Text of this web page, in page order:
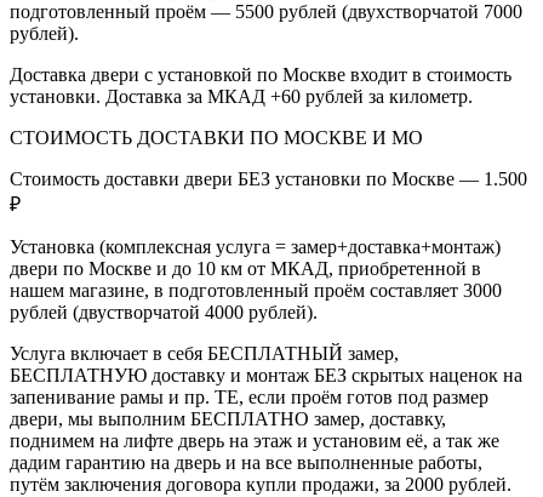
подготовленный проём — 5500 рублей (двухстворчатой 7000
рублей).
Доставка двери с установкой по Москве входит в стоимость
установки. Доставка за МКАД +60 рублей за километр.
СТОИМОСТЬ ДОСТАВКИ ПО МОСКВЕ И МО
Стоимость доставки двери БЕЗ установки по Москве — 1.500
₽
Установка (комплексная услуга = замер+доставка+монтаж)
двери по Москве и до 10 км от МКАД, приобретенной в
нашем магазине, в подготовленный проём составляет 3000
рублей (двустворчатой 4000 рублей).
Услуга включает в себя БЕСПЛАТНЫЙ замер,
БЕСПЛАТНУЮ доставку и монтаж БЕЗ скрытых наценок на
запенивание рамы и пр. ТЕ, если проём готов под размер
двери, мы выполним БЕСПЛАТНО замер, доставку,
поднимем на лифте дверь на этаж и установим её, а так же
дадим гарантию на дверь и на все выполненные работы,
путём заключения договора купли продажи, за 2000 рублей.